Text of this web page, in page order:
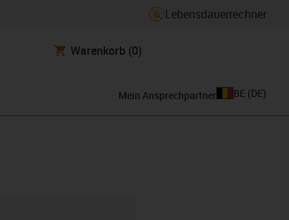
Lebensdauerrechner
Warenkorb (0)
Mein Ansprechpartner BE (DE)